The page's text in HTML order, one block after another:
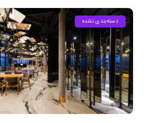
دسته‌بندی نشده